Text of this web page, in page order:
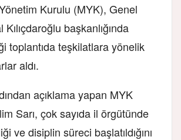
Kurulu (MYK), Genel
başkanlığında
toplantıda teşkilatlara yönelik
aldı.
açıklama yapan MYK
Sarı, çok sayıda il örgütünde
ve disiplin süreci başlatıldığını